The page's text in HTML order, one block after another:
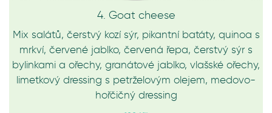
4. Goat cheese
Mix salátů, čerstvý kozí sýr, pikantní batáty, quinoa s
mrkví, červené jablko, červená řepa, čerstvý sýr s
bylinkami a ořechy, granátové jablko, vlašské ořechy,
limetkový dressing s petrželovým olejem, medovo-
hořčičný dressing